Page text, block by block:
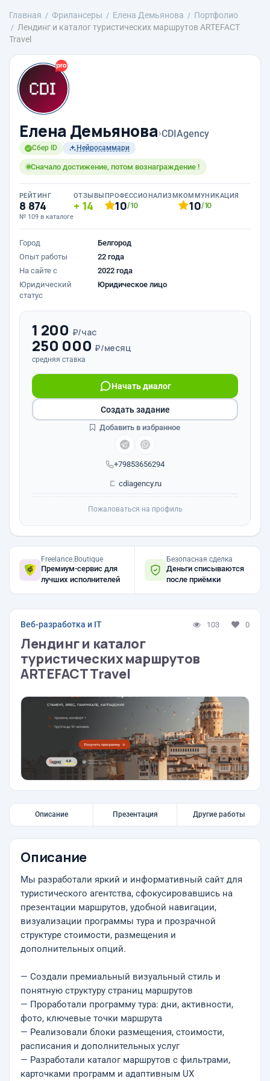
Главная Фрилансеры Елена Демьянова
Портфолио
Лендинг и каталог туристических маршрутов ARTEFACT
Travel
Елена Демьянова›CDIAgency
Сбер ID Нейросаммари
Сначало достижение, потом вознаграждение !
РЕЙТИНГ
8 874
№ 109 в каталоге
ОТЗЫВЫ
14
ПРОФЕССИОНАЛИЗМ
10/10
КОММУНИКАЦИЯ
10/10
Город
Белгород
Опыт работы
22 года
На сайте с
2022 года
Юридический
статус
Юридическое лицо
1 200 ₽/час
250 000 ₽/месяц
средняя ставка
+79853656294
Начать диалог
cdiagency.ru
Создать задание
Добавить в избранное
Пожаловаться на профиль
Freelance.Boutique
Премиум-сервис для
лучших исполнителей
Безопасная сделка
Деньги списываются
после приёмки
Веб-разработка и IT 103 0
Лендинг и каталог
туристических маршрутов
ARTEFACT Travel
Описание Презентация Другие работы
Описание
Мы разработали яркий и информативный сайт для
туристического агентства, сфокусировавшись на
презентации маршрутов, удобной навигации,
визуализации программы тура и прозрачной
структуре стоимости, размещения и
дополнительных опций.
— Создали премиальный визуальный стиль и
понятную структуру страниц маршрутов
— Проработали программу тура: дни, активности,
фото, ключевые точки маршрута
— Реализовали блоки размещения, стоимости,
расписания и дополнительных услуг
— Разработали каталог маршрутов с фильтрами,
карточками программ и адаптивным UX